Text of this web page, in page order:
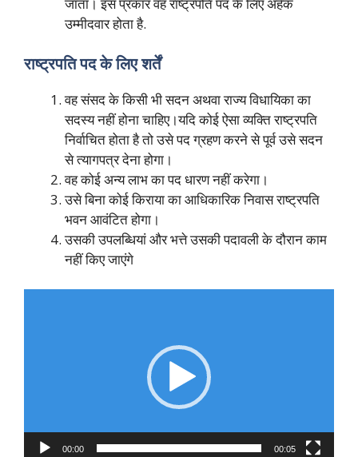
जाता। इस प्रकार वह राष्ट्रपति पद के लिए अर्हक
उम्मीदवार होता है.
राष्ट्रपति पद के लिए शर्तें
वह संसद के किसी भी सदन अथवा राज्य विधायिका का
सदस्य नहीं होना चाहिए।यदि कोई ऐसा व्यक्ति राष्ट्रपति
निर्वाचित होता है तो उसे पद ग्रहण करने से पूर्व उसे सदन
से त्यागपत्र देना होगा।
वह कोई अन्य लाभ का पद धारण नहीं करेगा।
उसे बिना कोई किराया का आधिकारिक निवास राष्ट्रपति
भवन आवंटित होगा।
उसकी उपलब्धियां और भत्ते उसकी पदावली के दौरान काम
नहीं किए जाएंगे
00:00 00:05